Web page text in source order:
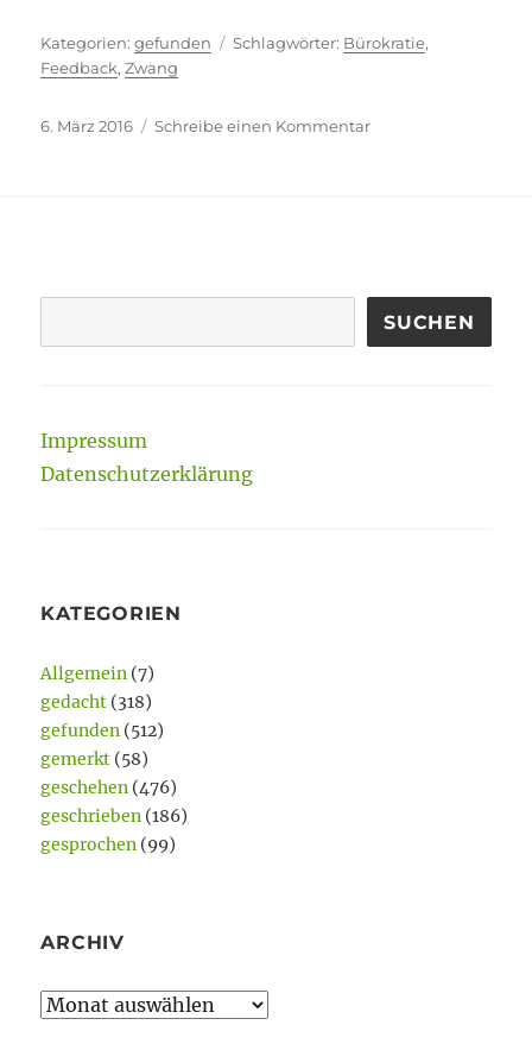
Kategorien
gefunden Schlagwörter
Bürokratie,
Feedback,Zwang
Veröffentlicht
6. März 2016 Schreibe einen Kommentarzu
SUCHEN
Impressum
Datenschutzerklärung
KATEGORIEN
Allgemein (7)
gedacht (318)
gefunden (512)
gemerkt (58)
geschehen (476)
geschrieben (186)
gesprochen (99)
ARCHIV
Archiv